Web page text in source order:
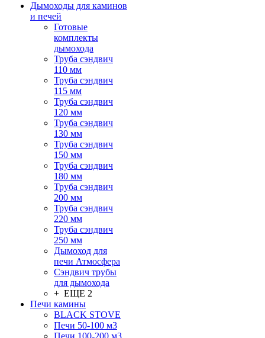
Дымоходы для каминов
и печей
Готовые
комплекты
дымохода
Труба сэндвич
110 мм
Труба сэндвич
115 мм
Труба сэндвич
120 мм
Труба сэндвич
130 мм
Труба сэндвич
150 мм
Труба сэндвич
180 мм
Труба сэндвич
200 мм
Труба сэндвич
220 мм
Труба сэндвич
250 мм
Дымоход для
печи Атмосфера
Сэндвич трубы
для дымохода
+ ЕЩЕ 2
Печи камины
BLACK STOVE
Печи 50-100 м3
Печи 100-200 м3